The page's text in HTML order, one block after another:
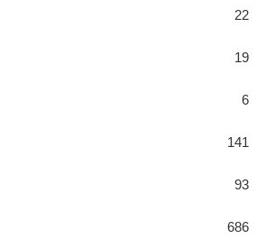
22
19
6
141
93
686